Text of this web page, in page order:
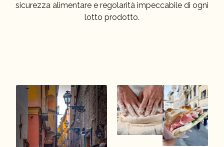
sicurezza alimentare e regolarità impeccabile di ogni
lotto prodotto.